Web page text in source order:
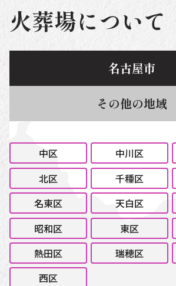
火葬場について
名古屋市
その他の地域
中区 中川区
北区
千種区
名東区
天白区
昭和区
東区
熱田区
瑞穂区
西区